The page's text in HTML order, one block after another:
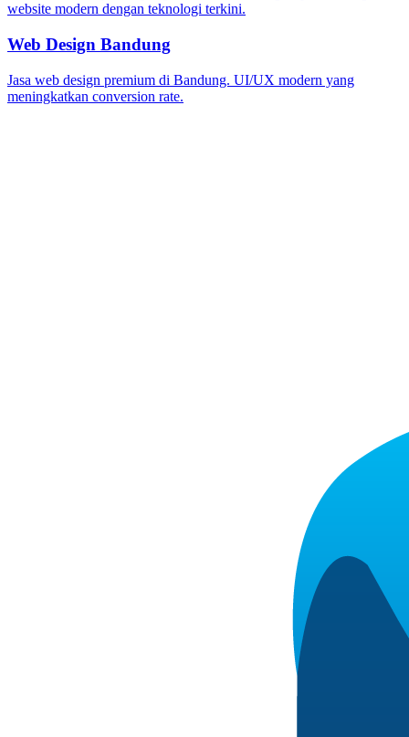
website modern dengan teknologi terkini.
Web Design Bandung
Jasa web design premium di Bandung. UI/UX modern yang
meningkatkan conversion rate.